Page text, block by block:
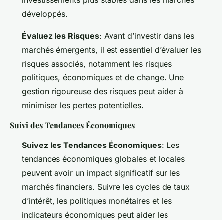
développés.
Évaluez les Risques: Avant d’investir dans les
marchés émergents, il est essentiel d’évaluer les
risques associés, notamment les risques
politiques, économiques et de change. Une
gestion rigoureuse des risques peut aider à
minimiser les pertes potentielles.
Suivi des Tendances Économiques
Suivez les Tendances Économiques: Les
tendances économiques globales et locales
peuvent avoir un impact significatif sur les
marchés financiers. Suivre les cycles de taux
d’intérêt, les politiques monétaires et les
indicateurs économiques peut aider les